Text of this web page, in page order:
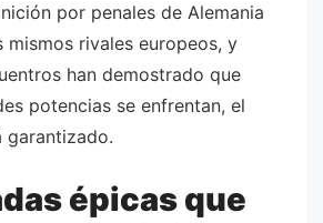
por penales de Alemania
mismos rivales europeos, y
han demostrado que
potencias se enfrentan, el
garantizado.
épicas que